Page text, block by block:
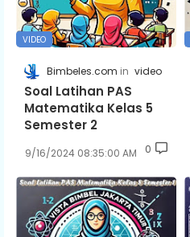
VIDEO
Bimbeles.com video
Soal Latihan PAS
Matematika Kelas 5
Semester 2
9/16/2024 08:35:00 AM 0